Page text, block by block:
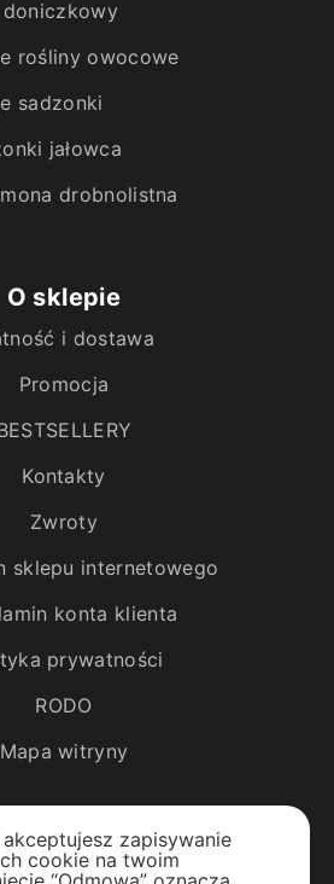
doniczkowy
rośliny owocowe
sadzonki
jałowca
drobnolistna
O sklepie
i dostawa
Promocja
Kontakty
Zwroty
sklepu internetowego
konta klienta
prywatności
RODO
Mapa witryny
Katalog
egzotyczne
akceptujesz zapisywanie
cookie na twoim